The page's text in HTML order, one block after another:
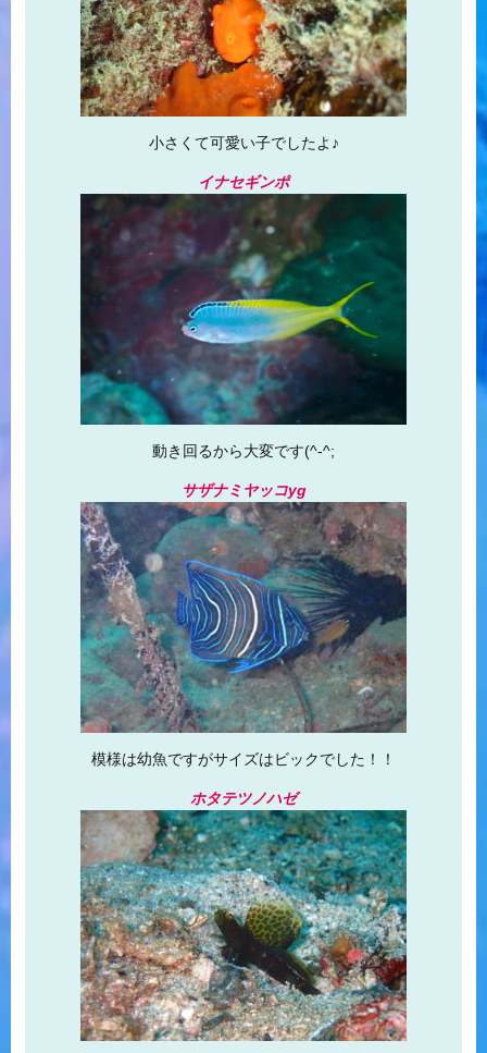
小さくて可愛い子でしたよ♪
イナセギンポ
動き回るから大変です(^-^;
サザナミヤッコyg
模様は幼魚ですがサイズはビックでした！！
ホタテツノハゼ